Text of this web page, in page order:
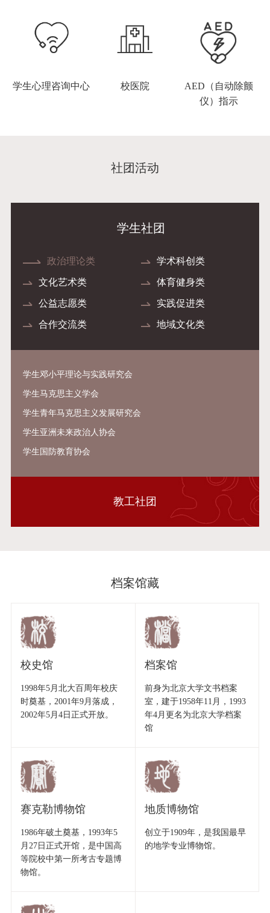
学生心理咨询中心 校医院
AED（自动除颤
仪）指示
社团活动
学生社团
政治理论类 学术科创类
文化艺术类 体育健身类
公益志愿类 实践促进类
合作交流类 地域文化类
学生邓小平理论与实践研究会
学生马克思主义学会
学生青年马克思主义发展研究会
学生亚洲未来政治人协会
学生国防教育协会
教工社团
档案馆藏
校史馆
1998年5月北大百周年校庆
时奠基，2001年9月落成，
2002年5月4日正式开放。
档案馆
前身为北京大学文书档案
室，建于1958年11月，1993
年4月更名为北京大学档案
馆
赛克勒博物馆
1986年破土奠基，1993年5
月27日正式开馆，是中国高
等院校中第一所考古专题博
物馆。
地质博物馆
创立于1909年，是我国最早
的地学专业博物馆。